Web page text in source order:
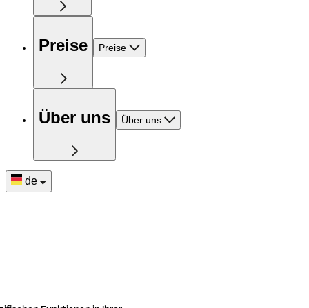
Preise Preise
Über uns Über uns
de